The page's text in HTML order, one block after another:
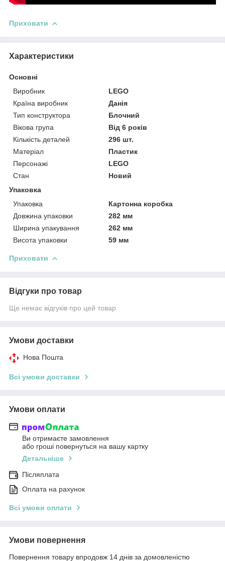
Приховати
Характеристики
Основні
Виробник
LEGO
Країна виробник
Данія
Тип конструктора
Блочний
Вікова група
Від 6 років
Кількість деталей
296 шт.
Матеріал
Пластик
Персонажі
LEGO
Стан
Новий
Упаковка
Упаковка
Картонна коробка
Довжина упаковки
282 мм
Ширина упакування
262 мм
Висота упаковки
59 мм
Приховати
Відгуки про товар
Ще немає відгуків про цей товар
Умови доставки
Нова Пошта
Всі умови доставки
Умови оплати
Ви отримаєте замовлення
або гроші повернуться на вашу картку
Детальніше
Післяплата
Оплата на рахунок
Всі умови оплати
Умови повернення
Повернення товару впродовж 14 днів за домовленістю